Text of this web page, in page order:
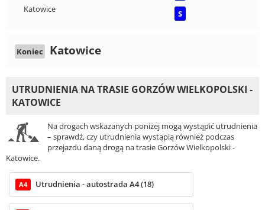
Katowice
S
Koniec Katowice
UTRUDNIENIA NA TRASIE GORZÓW WIELKOPOLSKI -
KATOWICE
Na drogach wskazanych poniżej mogą wystąpić utrudnienia
– sprawdź, czy utrudnienia wystąpią również podczas
przejazdu daną drogą na trasie Gorzów Wielkopolski -
Katowice.
A4 Utrudnienia - autostrada A4 (18)